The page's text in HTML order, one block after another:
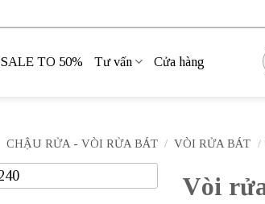
SALE TO 50% Tư vấn Cửa hàng
CHẬU RỬA - VÒI RỬA BÁT / VÒI RỬA BÁT /
Vòi